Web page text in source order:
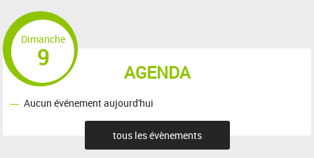
AGENDA
Dimanche
9
Aucun événement aujourd'hui
tous les évènements